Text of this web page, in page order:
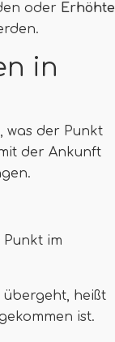
oder Erhöhte
in
was der Punkt
der Ankunft
im
übergeht, heißt
ist.